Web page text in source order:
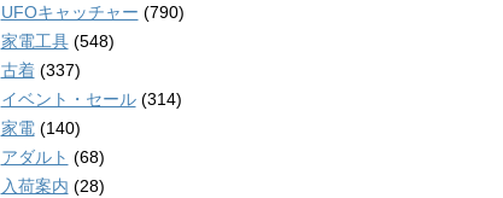
UFOキャッチャー (790)
家電工具(548)
古着(337)
イベント・セール(314)
家電(140)
アダルト (68)
入荷案内 (28)